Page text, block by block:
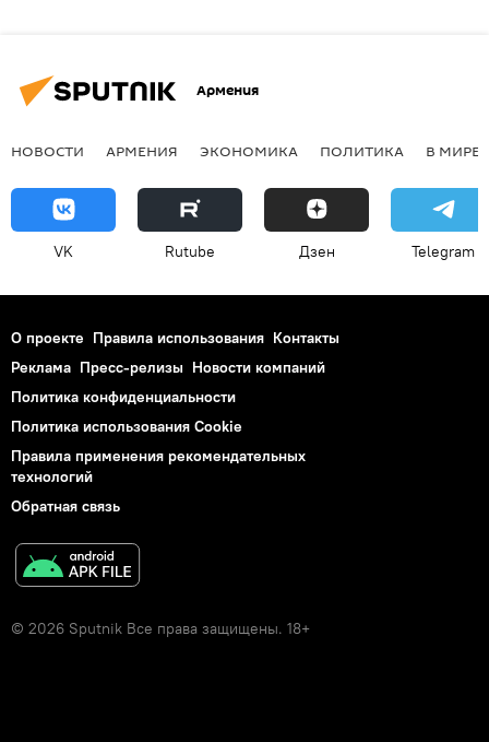
Армения
НОВОСТИ АРМЕНИЯ ЭКОНОМИКА ПОЛИТИКА В МИРЕ
VK Rutube Дзен Telegram
О проекте Правила использования Контакты
Реклама Пресс-релизы Новости компаний
Политика конфиденциальности
Политика использования Cookie
Правила применения рекомендательных
технологий
Обратная связь
© 2026 Sputnik Все права защищены. 18+